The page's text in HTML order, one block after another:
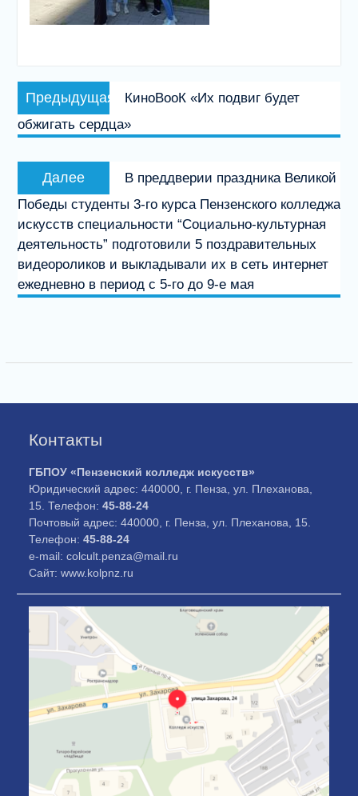
Навигация
по
записям
Предыдущая
запись:
КиноВооК «Их подвиг будет
обжигать сердца»
Далее
запись:
В преддверии праздника Великой
Победы студенты 3-го курса Пензенского колледжа
искусств специальности “Социально-культурная
деятельность” подготовили 5 поздравительных
видеороликов и выкладывали их в сеть интернет
ежедневно в период с 5-го до 9-е мая
Контакты
ГБПОУ «Пензенский колледж искусств»
Юридический адрес: 440000, г. Пенза, ул. Плеханова,
15. Телефон:45-88-24
Почтовый адрес: 440000, г. Пенза, ул. Плеханова, 15.
Телефон:45-88-24
e-mail: colcult.penza@mail.ru
Сайт: www.kolpnz.ru